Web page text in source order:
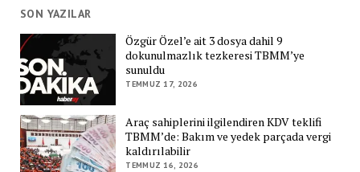
SON YAZILAR
Özgür Özel’e ait 3 dosya dahil 9
dokunulmazlık tezkeresi TBMM’ye
sunuldu
TEMMUZ 17, 2026
Araç sahiplerini ilgilendiren KDV teklifi
TBMM’de: Bakım ve yedek parçada vergi
kaldırılabilir
TEMMUZ 16, 2026